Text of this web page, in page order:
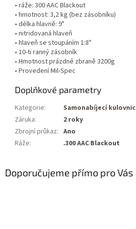
• ráže: 300 AAC Blackout
• hmotnost: 3,2 kg (bez zásobníku)
• délka hlavně: 9"
• nitridovaná hlaveň
• hlaveň se stoupáním 1:8"
• 10-ti ranný zásobník
• Hmotnost prázdné zbraně 3200g
• Provedení Mil-Spec
Doplňkové parametry
Kategorie:
Samonabíjecí
Záruka:
2 roky
Zbrojní průkaz: Ano
Ráže: .300 AAC Blackout
Doporučujeme přímo pro Vás